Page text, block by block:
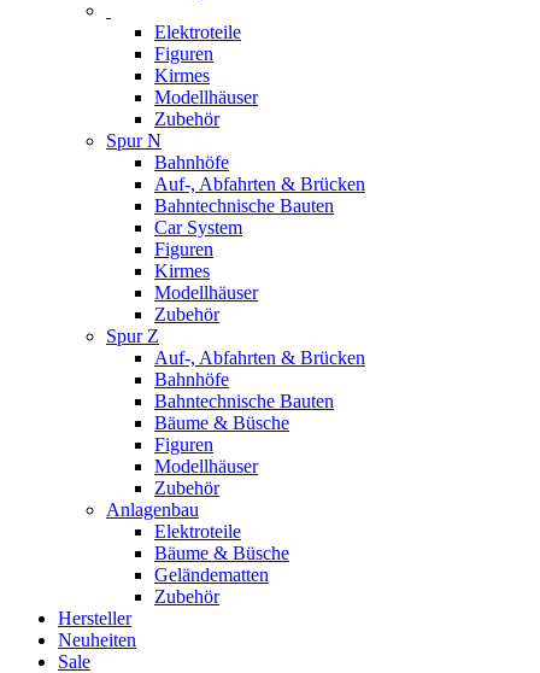
Elektroteile
Figuren
Kirmes
Modellhäuser
Zubehör
Spur N
Bahnhöfe
Auf-, Abfahrten & Brücken
Bahntechnische Bauten
Car System
Figuren
Kirmes
Modellhäuser
Zubehör
Spur Z
Auf-, Abfahrten & Brücken
Bahnhöfe
Bahntechnische Bauten
Bäume & Büsche
Figuren
Modellhäuser
Zubehör
Anlagenbau
Elektroteile
Bäume & Büsche
Geländematten
Zubehör
Hersteller
Neuheiten
Sale